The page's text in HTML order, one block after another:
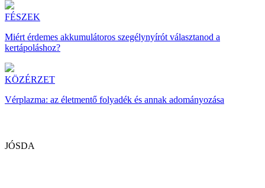
FÉSZEK
Miért érdemes akkumulátoros szegélynyírót választanod a
kertápoláshoz?
KÖZÉRZET
Vérplazma: az életmentő folyadék és annak adományozása
JÓSDA